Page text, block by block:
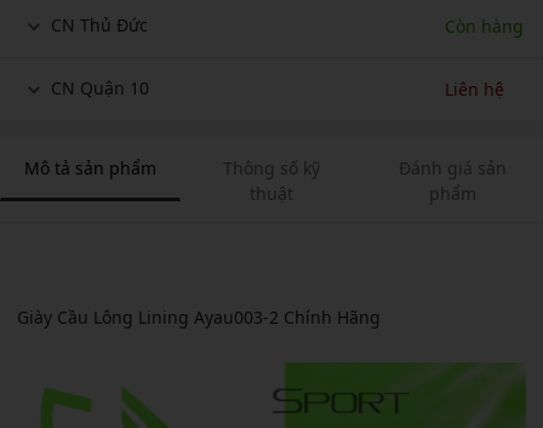
CN Thủ Đức Còn hàng
CN Quận 10 Liên hệ
Mô tả sản phẩm
Thông số kỹ
thuật
Đánh giá sản
phẩm
Giày Cầu Lông Lining Ayau003-2 Chính Hãng